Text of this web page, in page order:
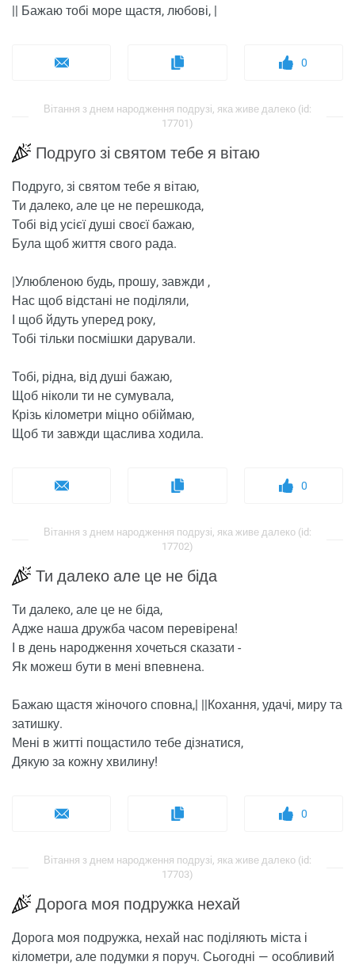
|| Бажаю тобі море щастя, любові, |
0
Вітання з днем ​​народження подрузі, яка живе далеко (id:
17701)
Подруго зі святом тебе я вітаю
Подруго, зі святом тебе я вітаю,
Ти далеко, але це не перешкода,
Тобі від усієї душі своєї бажаю,
Була щоб життя свого рада.
|Улюбленою будь, прошу, завжди ,
Нас щоб відстані не поділяли,
І щоб йдуть уперед року,
Тобі тільки посмішки дарували.
Тобі, рідна, від душі бажаю,
Щоб ніколи ти не сумувала,
Крізь кілометри міцно обіймаю,
Щоб ти завжди щаслива ходила.
0
Вітання з днем ​​народження подрузі, яка живе далеко (id:
17702)
Ти далеко але це не біда
Ти далеко, але це не біда,
Адже наша дружба часом перевірена!
І в день народження хочеться сказати -
Як можеш бути в мені впевнена.
Бажаю щастя жіночого сповна,| ||Кохання, удачі, миру та
затишку.
Мені в житті пощастило тебе дізнатися,
Дякую за кожну хвилину!
0
Вітання з днем ​​народження подрузі, яка живе далеко (id:
17703)
Дорога моя подружка нехай
Дорога моя подружка, нехай нас поділяють міста і
кілометри, але подумки я поруч. Сьогодні — особливий